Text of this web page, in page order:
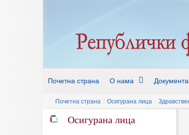
Почетна страна О нама Документа
Почетна страна / Осигурана лица /
Осигурана лица